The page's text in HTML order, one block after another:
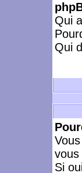
Qui
Qui
vous
Si